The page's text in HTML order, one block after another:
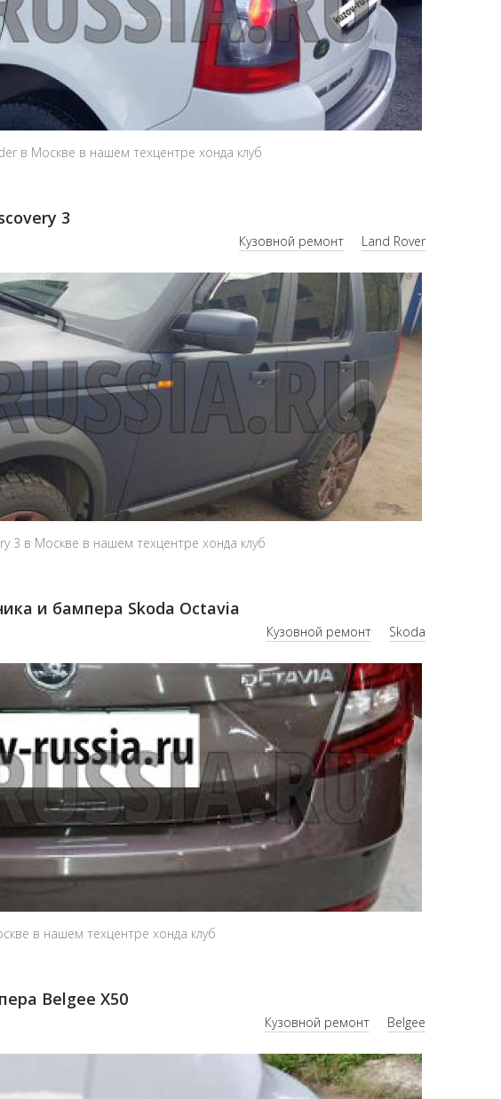
в Москве в нашем техцентре хонда клуб
3
Кузовной ремонт Land Rover
3 в Москве в нашем техцентре хонда клуб
и бампера Skoda Octavia
Кузовной ремонт Skoda
в нашем техцентре хонда клуб
Belgee X50
Кузовной ремонт Belgee